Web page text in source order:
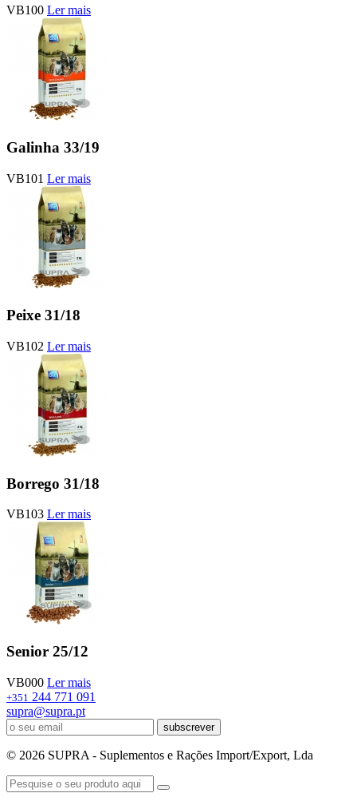
VB100 Ler mais
Galinha 33/19
VB101 Ler mais
Peixe 31/18
VB102 Ler mais
Borrego 31/18
VB103 Ler mais
Senior 25/12
VB000 Ler mais
+351 244 771 091
supra@supra.pt
subscrever
© 2026 SUPRA - Suplementos e Rações Import/Export, Lda